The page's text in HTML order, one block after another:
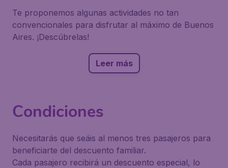
Te proponemos algunas actividades no tan
convencionales para disfrutar al máximo de Buenos
Aires. ¡Descúbrelas!
Leer más
Condiciones
Necesitarás que seáis al menos tres pasajeros para
beneficiarte del descuento familiar.
Cada pasajero recibirá un descuento especial, lo